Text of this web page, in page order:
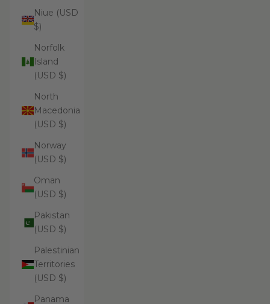
Niue (USD
$)
Norfolk
Island
(USD $)
North
Macedonia
(USD $)
Norway
(USD $)
Oman
(USD $)
Pakistan
(USD $)
Palestinian
Territories
(USD $)
Panama